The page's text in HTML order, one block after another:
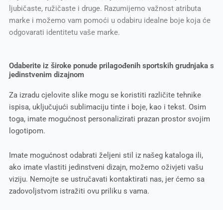
ljubičaste, ružičaste i druge. Razumijemo važnost atributa
marke i možemo vam pomoći u odabiru idealne boje koja će
odgovarati identitetu vaše marke.
Odaberite iz široke ponude prilagođenih sportskih grudnjaka s
jedinstvenim dizajnom
Za izradu cjelovite slike mogu se koristiti različite tehnike
ispisa, uključujući sublimaciju tinte i boje, kao i tekst. Osim
toga, imate mogućnost personalizirati prazan prostor svojim
logotipom.
Imate mogućnost odabrati željeni stil iz našeg kataloga ili,
ako imate vlastiti jedinstveni dizajn, možemo oživjeti vašu
viziju. Nemojte se ustručavati kontaktirati nas, jer ćemo sa
zadovoljstvom istražiti ovu priliku s vama.